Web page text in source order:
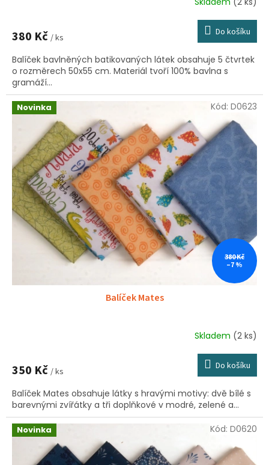
380 Kč / ks Do košíku
Balíček bavlněných batikovaných látek obsahuje 5 čtvrtek
o rozměrech 50x55 cm. Materiál tvoří 100% bavlna s
gramáží...
Novinka
380 Kč
–7 %
Balíček Mates
Skladem (2 ks)
350 Kč / ks Do košíku
Balíček Mates obsahuje látky s hravými motivy: dvě bílé s
barevnými zvířátky a tři doplňkové v modré, zelené a...
Kód: D0623
Novinka Kód: D0620